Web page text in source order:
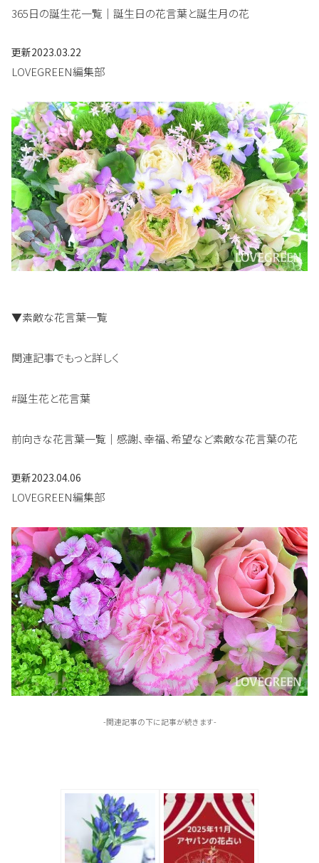
365日の誕生花一覧｜誕生日の花言葉と誕生月の花
更新2023.03.22
LOVEGREEN編集部
▼素敵な花言葉一覧
関連記事でもっと詳しく
#誕生花と花言葉
前向きな花言葉一覧｜感謝、幸福、希望など素敵な花言葉の花
更新2023.04.06
LOVEGREEN編集部
-関連記事の下に記事が続きます-